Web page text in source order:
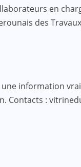
en
des
information
Contacts :